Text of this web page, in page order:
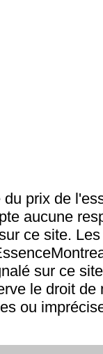
prix de
aucune
ce site.
sur ce
le droit de
ou